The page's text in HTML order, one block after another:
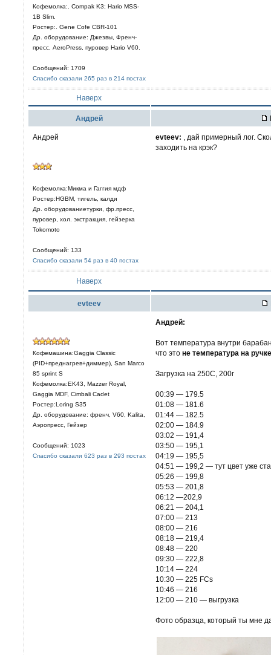
Кофемолка:. Compak K3; Hario MSS-
1B Slim.
Ростер:. Gene Cofe CBR-101
Др. оборудование: Джезвы, Френч-
пресс, AeroPress, пуровер Hario V60.
Сообщений: 1709
Спасибо сказали 265 раз в 214 постах
Наверх
Aндрей
Андрей
Кофемолка:Микма и Гаггия мдф
Ростер:HGBM, тигель, калди
Др. оборудованиетурки, фр.пресс,
пуровер, хол. экстракция, гейзерка
Tokomoto
Сообщений: 133
Спасибо сказали 54 раз в 40 постах
evteev: , дай примерный лог.
заходить на крэк?
Наверх
evteev
Кофемашина:Gaggia Classic
(PID+преднагрев+диммер), San Marco
85 sprint S
Кофемолка:EK43, Mazzer Royal,
Gaggia MDF, Cimbali Cadet
Ростер:Loring S35
Др. оборудование: френч, V60, Kalita,
Аэропресс, Гейзер
Сообщений: 1023
Спасибо сказали 623 раз в 293 постах
Aндрей:
Вот температура внутри
что это не температура на ручке
Загрузка на 250С, 200г
00:39 — 179.5
01:08 — 181.6
01:44 — 182.5
02:00 — 184.9
03:02 — 191,4
03:50 — 195,1
04:19 — 195,5
04:51 — 199,2 — тут цвет уже
05:26 — 199,8
05:53 — 201,8
06:12 —202,9
06:21 — 204,1
07:00 — 213
08:00 — 216
08:18 — 219,4
08:48 — 220
09:30 — 222,8
10:14 — 224
10:30 — 225 FCs
10:46 — 216
12:00 — 210 — выгрузка
Фото образца, который ты мне